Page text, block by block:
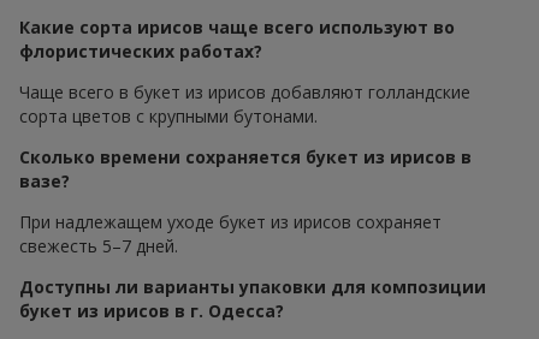
Какие сорта ирисов чаще всего используют во
флористических работах?
Чаще всего в букет из ирисов добавляют голландские
сорта цветов с крупными бутонами.
Сколько времени сохраняется букет из ирисов в
вазе?
При надлежащем уходе букет из ирисов сохраняет
свежесть 5–7 дней.
Доступны ли варианты упаковки для композиции
букет из ирисов в г. Одесса?